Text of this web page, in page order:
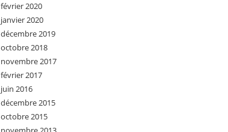
février 2020
janvier 2020
décembre 2019
octobre 2018
novembre 2017
février 2017
juin 2016
décembre 2015
octobre 2015